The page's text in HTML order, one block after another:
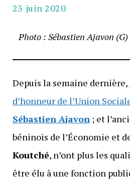
23 juin 2020
Photo : Sébastien Ajavon
Depuis la semaine dernière,
d’honneur de l’Union
Sébastien Ajavon; et
béninois de l’Économie et
Koutché, n’ont plus les
être élu à une fonction